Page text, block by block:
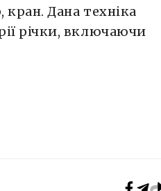
кран. Дана техніка
річки, включаючи